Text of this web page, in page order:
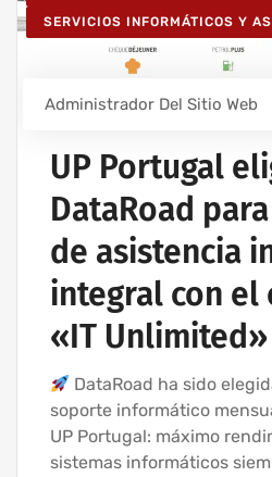
SERVICIOS INFORMÁTICOS Y
Administrador Del Sitio Web
UP Portugal
DataRoad
de asistencia
integral con el
«IT Unlimited»
DataRoad ha sido
soporte informático
UP Portugal: máximo
sistemas informáticos